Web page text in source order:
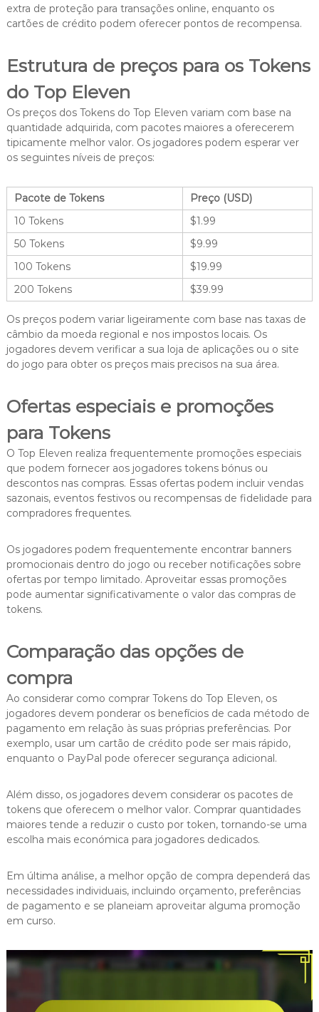
extra de proteção para transações online, enquanto os
cartões de crédito podem oferecer pontos de recompensa.
Estrutura de preços para os Tokens
do Top Eleven
Os preços dos Tokens do Top Eleven variam com base na
quantidade adquirida, com pacotes maiores a oferecerem
tipicamente melhor valor. Os jogadores podem esperar ver
os seguintes níveis de preços:
Pacote de Tokens
Preço (USD)
10 Tokens
$1.99
50 Tokens
$9.99
100 Tokens
$19.99
200 Tokens
$39.99
Os preços podem variar ligeiramente com base nas taxas de
câmbio da moeda regional e nos impostos locais. Os
jogadores devem verificar a sua loja de aplicações ou o site
do jogo para obter os preços mais precisos na sua área.
Ofertas especiais e promoções
para Tokens
O Top Eleven realiza frequentemente promoções especiais
que podem fornecer aos jogadores tokens bónus ou
descontos nas compras. Essas ofertas podem incluir vendas
sazonais, eventos festivos ou recompensas de fidelidade para
compradores frequentes.
Os jogadores podem frequentemente encontrar banners
promocionais dentro do jogo ou receber notificações sobre
ofertas por tempo limitado. Aproveitar essas promoções
pode aumentar significativamente o valor das compras de
tokens.
Comparação das opções de
compra
Ao considerar como comprar Tokens do Top Eleven, os
jogadores devem ponderar os benefícios de cada método de
pagamento em relação às suas próprias preferências. Por
exemplo, usar um cartão de crédito pode ser mais rápido,
enquanto o PayPal pode oferecer segurança adicional.
Além disso, os jogadores devem considerar os pacotes de
tokens que oferecem o melhor valor. Comprar quantidades
maiores tende a reduzir o custo por token, tornando-se uma
escolha mais económica para jogadores dedicados.
Em última análise, a melhor opção de compra dependerá das
necessidades individuais, incluindo orçamento, preferências
de pagamento e se planeiam aproveitar alguma promoção
em curso.